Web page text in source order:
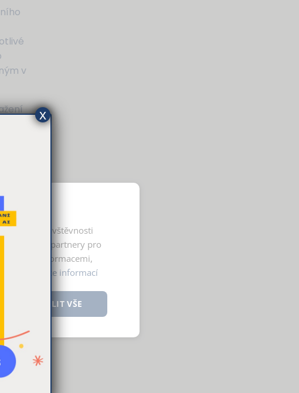
v
s
x
naší návštěvnosti
se svými partnery pro
dalšími informacemi,
služby.
Více informací
POVOLIT VŠE